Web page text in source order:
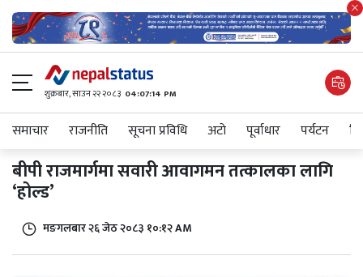
शुक्रबार​, साउन २२ २०८३ 04:07:14 PM
समाचार राजनीति सूचना प्रविधि अटाे पूर्वाधार पर्यटन
बीपी राजमार्गमा सवारी आवागमन तत्कालका लागि
‘होल्ड’
मङगलबार २६ जेठ २०८३ १०:१२ AM